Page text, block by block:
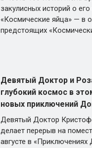
закулисных историй о
«Космические яйца» — в
предстоящих
Девятый Доктор и
глубокий космос в
новых приключений
Девятый Доктор
делает перерыв на
августе в